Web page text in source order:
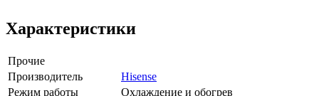
Характеристики
Прочие
Производитель
Hisense
Режим работы
Охлаждение и обогрев